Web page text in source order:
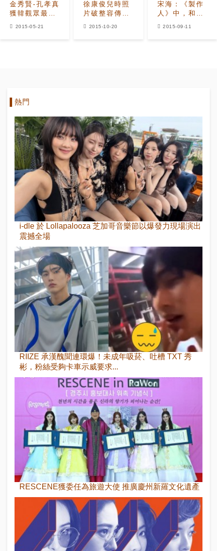
金秀賢-孔孝真
獲韓觀眾最喜
2015-05-21
徐康俊兒時照
片破整容傳聞
2015-10-20
宋海：《製作
人》中，和金
2015-09-11
熱門
i-dle 於 Lollapalooza 芝加哥音樂節以爆發力現場演出
震撼全場
RIIZE 承漢醜聞連環爆！未成年吸菸、吐槽 TXT 秀
彬，粉絲受夠卡車示威要求...
RESCENE獲委任為旅遊大使 推廣慶州新羅文化遺產